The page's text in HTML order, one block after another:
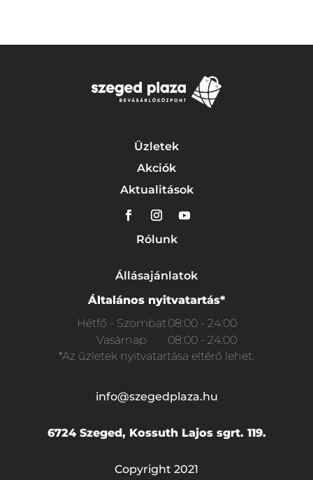
Üzletek
Akciók
Aktualitások
Rólunk
Állásajánlatok
Általános nyitvatartás*
Hétfő - Szombat08:00 - 24:00
Vasárnap
08:00 - 24:00
*Az üzletek nyitvatartása eltérő lehet.
info@szegedplaza.hu
6724 Szeged, Kossuth Lajos sgrt. 119.
Copyright 2021